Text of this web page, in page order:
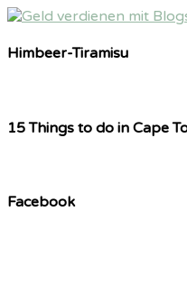
Himbeer-Tiramisu
15 Things to do in Cape
Facebook